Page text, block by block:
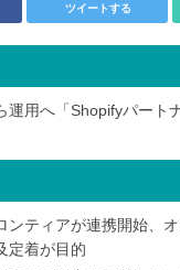
ツイートする
運用へ「Shopifyパート
ンティアが連携開始、オ
定着が目的